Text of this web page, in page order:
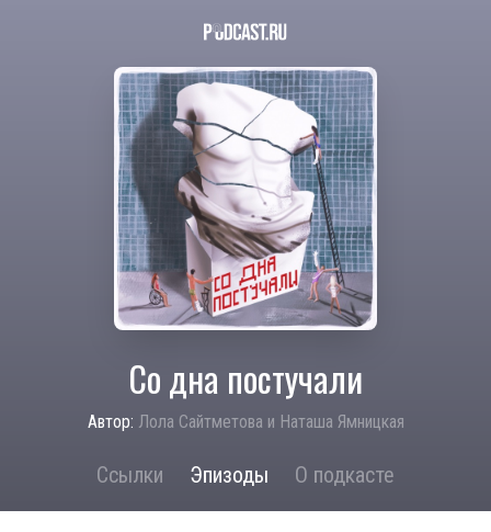
Со дна постучали
Автор: Лола Сайтметова и Наташа Ямницкая
Ссылки Эпизоды О подкасте